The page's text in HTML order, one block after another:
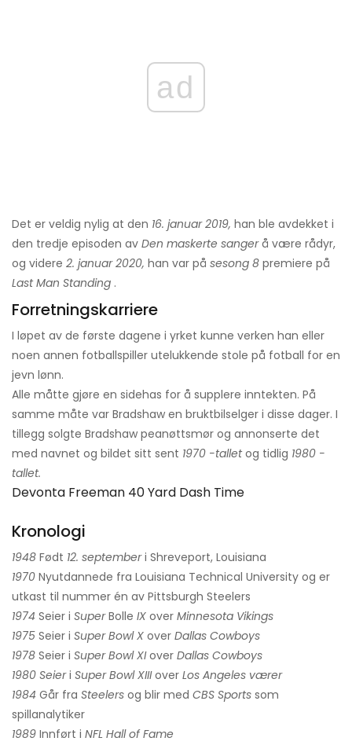
ad
Det er veldig nylig at den 16. januar 2019, han ble avdekket i
den tredje episoden av Den maskerte sanger å være rådyr,
og videre 2. januar 2020, han var på sesong 8 premiere på
Last Man Standing .
Forretningskarriere
I løpet av de første dagene i yrket kunne verken han eller
noen annen fotballspiller utelukkende stole på fotball for en
jevn lønn.
Alle måtte gjøre en sidehas for å supplere inntekten. På
samme måte var Bradshaw en bruktbilselger i disse dager. I
tillegg solgte Bradshaw peanøttsmør og annonserte det
med navnet og bildet sitt sent 1970 -talletog tidlig 1980 -
tallet.
Devonta Freeman 40 Yard Dash Time
Kronologi
1948 Født 12. septemberi Shreveport, Louisiana
1970 Nyutdannede fra Louisiana Technical University og er
utkast til nummer én av Pittsburgh Steelers
1974 Seier i SuperBolle IX over Minnesota Vikings
1975 Seier i Super Bowl X over Dallas Cowboys
1978 Seier i Super Bowl XIover Dallas Cowboys
1980 Seieri Super Bowl XIIIover Los Angeles værer
1984 Går fra Steelers og blir med CBS Sports som
spillanalytiker
1989 Innført i NFL Hall of Fame